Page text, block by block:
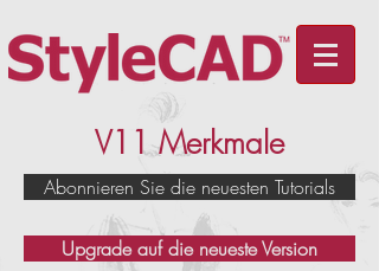
V11 Merkmale
Abonnieren Sie die neuesten Tutorials
Upgrade auf die neueste Version